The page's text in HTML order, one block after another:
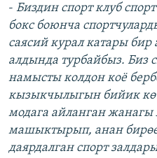
- Биздин спорт клуб
бокс боюнча
саясий курал катары
алдында турбайбыз. Биз
намысты колдон коё
кызыкчылыгын бийик
модага айланган жанагы
машыктырып, анан
даярдалган спорт